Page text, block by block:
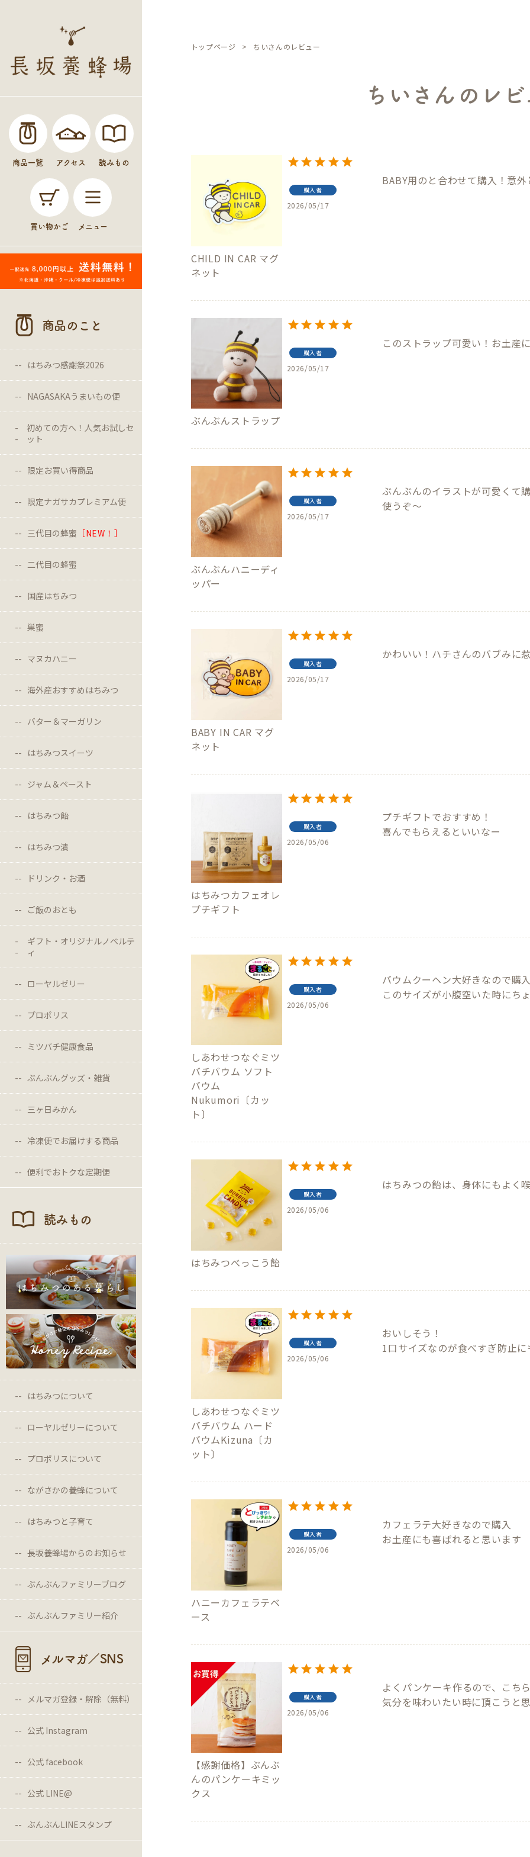
商品一覧 アクセス 読みもの
買い物かご メニュー
商品のこと
はちみつ感謝祭2026
NAGASAKAうまいもの便
初めての方へ！人気お試しセ
ット
限定お買い得商品
限定ナガサカプレミアム便
三代目の蜂蜜 ［NEW！］
二代目の蜂蜜
国産はちみつ
巣蜜
マヌカハニー
海外産おすすめはちみつ
バター＆マーガリン
はちみつスイーツ
ジャム＆ペースト
はちみつ飴
はちみつ漬
ドリンク・お酒
ご飯のおとも
ギフト・オリジナルノベルテ
ィ
ローヤルゼリー
プロポリス
ミツバチ健康食品
ぶんぶんグッズ・雑貨
三ヶ日みかん
冷凍便でお届けする商品
便利でおトクな定期便
読みもの
はちみつについて
ローヤルゼリーについて
プロポリスについて
ながさかの養蜂について
はちみつと子育て
長坂養蜂場からのお知らせ
ぶんぶんファミリーブログ
ぶんぶんファミリー紹介
メルマガ／SNS
メルマガ登録・解除（無料）
公式 Instagram
公式 facebook
公式 LINE@
ぶんぶんLINEスタンプ
トップページ ちいさんのレビュー
ちいさんのレビ
CHILD IN CAR マグ
ネット
購入者
2026/05/17
BABY用のと合わせて購入！意
ぶんぶんストラップ
購入者
2026/05/17
このストラップ可愛い！お土産
ぶんぶんハニーディ
ッパー
購入者
2026/05/17
ぶんぶんのイラストが可愛くて
使うぞ〜
BABY IN CAR マグ
ネット
購入者
2026/05/17
かわいい！ハチさんのバブみに
はちみつカフェオレ
プチギフト
購入者
2026/05/06
プチギフトでおすすめ！
喜んでもらえるといいなー
しあわせつなぐミツ
バチバウム ソフト
バウム
Nukumori〔カッ
ト〕
購入者
2026/05/06
バウムクーヘン大好きなので購入
このサイズが小腹空いた時にち
はちみつべっこう飴
購入者
2026/05/06
はちみつの飴は、身体にもよく
しあわせつなぐミツ
バチバウム ハード
バウムKizuna〔カ
ット〕
購入者
2026/05/06
おいしそう！
1口サイズなのが食べすぎ防止
ハニーカフェラテベ
ース
購入者
2026/05/06
カフェラテ大好きなので購入
お土産にも喜ばれると思います
【感謝価格】ぶんぶ
んのパンケーキミッ
クス
購入者
2026/05/06
よくパンケーキ作るので、こち
気分を味わいたい時に頂こうと